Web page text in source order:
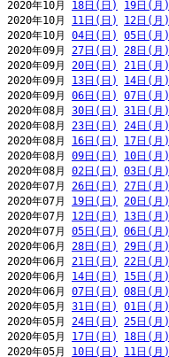
2020年10月 18日(日) 19日(月)
2020年10月 11日(日) 12日(月)
2020年10月 04日(日) 05日(月)
2020年09月 27日(日) 28日(月)
2020年09月 20日(日) 21日(月)
2020年09月 13日(日) 14日(月)
2020年09月 06日(日) 07日(月)
2020年08月 30日(日) 31日(月)
2020年08月 23日(日) 24日(月)
2020年08月 16日(日) 17日(月)
2020年08月 09日(日) 10日(月)
2020年08月 02日(日) 03日(月)
2020年07月 26日(日) 27日(月)
2020年07月 19日(日) 20日(月)
2020年07月 12日(日) 13日(月)
2020年07月 05日(日) 06日(月)
2020年06月 28日(日) 29日(月)
2020年06月 21日(日) 22日(月)
2020年06月 14日(日) 15日(月)
2020年06月 07日(日) 08日(月)
2020年05月 31日(日) 01日(月)
2020年05月 24日(日) 25日(月)
2020年05月 17日(日) 18日(月)
2020年05月 10日(日) 11日(月)